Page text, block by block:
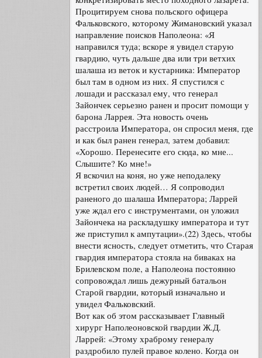
Процитируем снова польского офицера
Фальковского, которому Жимановский указал
направление поисков Наполеона: «Я
направился туда; вскоре я увидел старую
гвардию, чуть дальше два или три ветхих
шалаша из веток и кустарника: Император
был там в одном из них. Я спустился с
лошади и рассказал ему, что генерал
Зайончек серьезно ранен и просит помощи у
барона Ларрея. Эта новость очень
расстроила Императора, он спросил меня, где
и как был ранен генерал, затем добавил:
«Хорошо. Перенесите его сюда, ко мне...
Слышите? Ко мне!»
Я вскочил на коня, но уже неподалеку
встретил своих людей… Я сопроводил
раненого до шалаша Императора; Ларрей
уже ждал его с инструментами, он уложил
Зайончека на раскладушку императора и тут
же приступил к ампутации».(22) Здесь, чтобы
внести ясность, следует отметить, что Старая
гвардия императора стояла на биваках на
Брилевском поле, а Наполеона постоянно
сопровождал лишь дежурный батальон
Старой гвардии, который изначально и
увидел Фальковский.
Вот как об этом рассказывает Главный
хирург Наполеоновской гвардии Ж.Д.
Ларрей: «Этому храброму генералу
раздробило пулей правое колено. Когда он